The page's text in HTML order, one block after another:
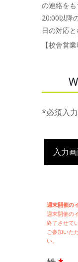
の連絡をも
20:00以降
日の対応と
【校舎営
*必須入
入力
週末開催の
週末開催の
終了させて
ご参加いた
い。